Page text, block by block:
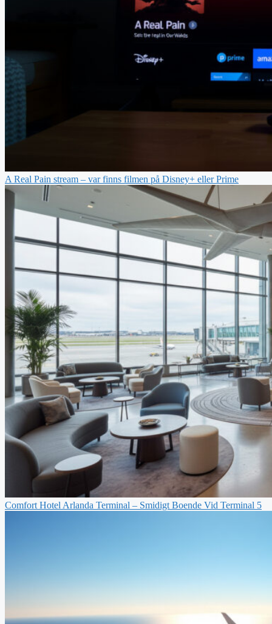
A Real Pain stream – var finns filmen på Disney+ eller Prime
Comfort Hotel Arlanda Terminal – Smidigt Boende Vid Terminal 5